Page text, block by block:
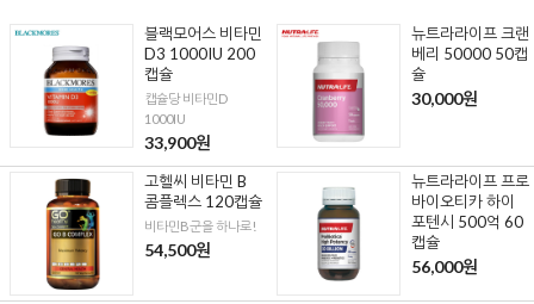
블랙모어스 비타민
D3 1000IU 200
캡슐
캡슐당 비타민D
1000IU
33,900원
뉴트라라이프 크랜
베리 50000 50캡
슐
30,000원
고헬씨 비타민 B
콤플렉스 120캡슐
비타민B군을 하나로!
54,500원
뉴트라라이프 프로
바이오티카 하이
포텐시 500억 60
캡슐
56,000원